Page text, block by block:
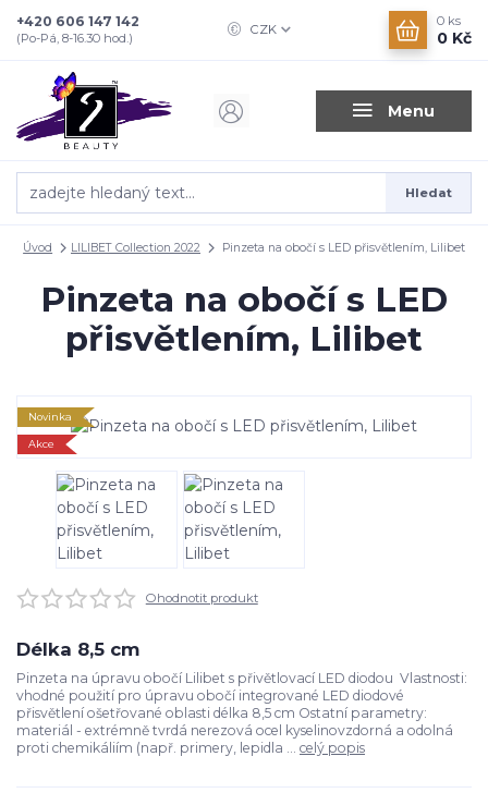
Menu
CZK
Hledat
+420 606 147 142
(Po-Pá, 8-16.30 hod.)
0 ks
0 Kč
Úvod LILIBET Collection 2022 Pinzeta na obočí s LED přisvětlením, Lilibet
Pinzeta na obočí s LED
přisvětlením, Lilibet
Novinka
Akce
Ohodnotit produkt
Délka 8,5 cm
Pinzeta na úpravu obočí Lilibet s přivětlovací LED diodou Vlastnosti:
vhodné použití pro úpravu obočí integrované LED diodové
přisvětlení ošetřované oblasti délka 8,5 cm Ostatní parametry:
materiál - extrémně tvrdá nerezová ocel kyselinovzdorná a odolná
proti chemikáliím (např. primery, lepidla ... celý popis